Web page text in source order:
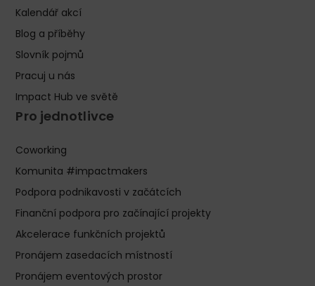
Kalendář akcí
Blog a příběhy
Slovník pojmů
Pracuj u nás
Impact Hub ve světě
Pro jednotlivce
Coworking
Komunita #impactmakers
Podpora podnikavosti v začátcích
Finanční podpora pro začínající projekty
Akcelerace funkčních projektů
Pronájem zasedacích místností
Pronájem eventových prostor